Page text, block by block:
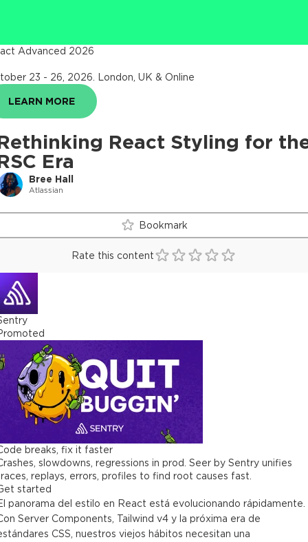
React Styling for
Era
Bree Hall
Atlassian
Advanced 2026
23 - 26, 2026 London, UK & Online
LEARN MORE
Bookmark
Rate this content
breaks, fix it faster
slowdowns, regressions in prod. Seer by Sentry unifies
replays, errors, profiles to find root causes fast.
started
panorama del estilo en React está evolucionando rápidamente.
Server Components, Tailwind v4 y la próxima era de
CSS, nuestros viejos hábitos necesitan una